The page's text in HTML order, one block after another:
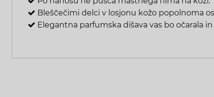
Bleščečimi delci v losjonu kožo popolnoma
Elegantna parfumska dišava vas bo očarala